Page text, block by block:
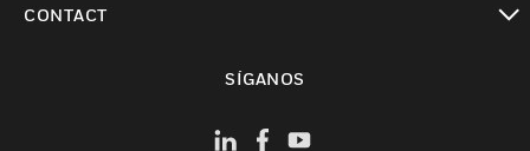
CONTACT
SÍGANOS